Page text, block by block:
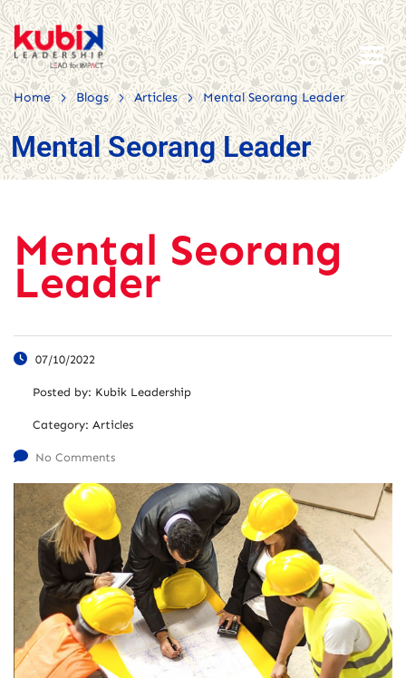
Home > Blogs > Articles > Mental Seorang Leader
Mental Seorang Leader
Mental Seorang
Leader
07/10/2022
Posted by: Kubik Leadership
Category: Articles
No Comments